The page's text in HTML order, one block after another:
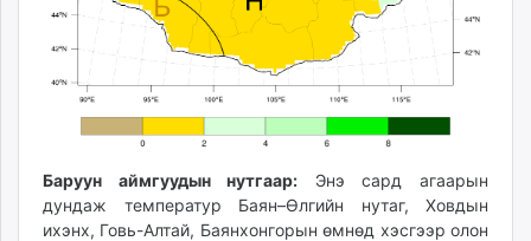
Баруун аймгуудын нутгаар: Энэ сард агаарын
дундаж температур Баян–Өлгийн нутаг, Ховдын
ихэнх, Говь-Алтай, Баянхонгорын өмнөд хэсгээр олон